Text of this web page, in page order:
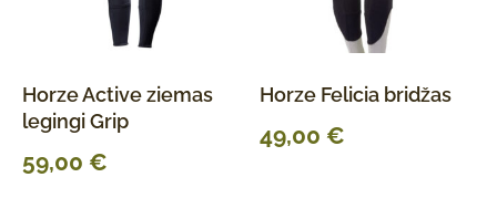
Horze Active ziemas
legingi Grip
59,00 €
Horze Felicia bridžas
49,00 €